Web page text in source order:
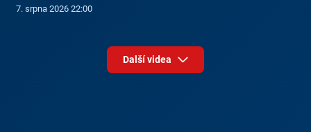
7. srpna 2026 22:00
Další videa